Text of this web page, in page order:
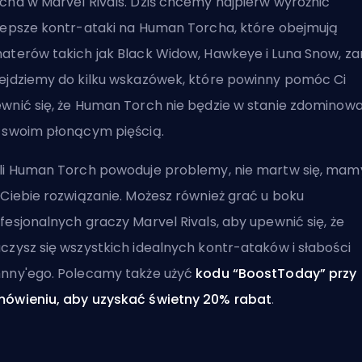
kontr-ataki na Human Torcha, które obejmują
takich jak Black Widow, Hawkeye i Luna Snow,
do kilku wskazówek, które powinny pomóc Ci
się, że Human Torch nie będzie w stanie
płonącym pięścią.
Human Torch powoduje problemy, nie martw się,
rozwiązanie. Możesz również grać u boku
graczy Marvel Rivals, aby upewnić się, że
się wszystkich idealnych kontr-ataków i słabości
Polecamy także użyć kodu “BoostToday” przy
aby uzyskać świetny 20% rabat.